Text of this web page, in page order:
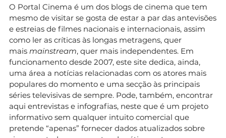
O Portal Cinema é um dos blogs de cinema que tem
mesmo de visitar se gosta de estar a par das antevisões
e estreias de filmes nacionais e internacionais, assim
como ler as críticas às longas metragens, quer
mais mainstream, quer mais independentes. Em
funcionamento desde 2007, este site dedica, ainda,
uma área a notícias relacionadas com os atores mais
populares do momento e uma secção às principais
séries televisivas de sempre. Pode, também, encontrar
aqui entrevistas e infografias, neste que é um projeto
informativo sem qualquer intuito comercial que
pretende “apenas” fornecer dados atualizados sobre